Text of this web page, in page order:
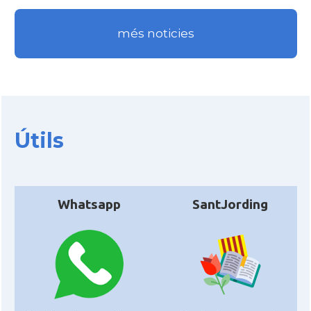
més noticies
Útils
Whatsapp SantJording